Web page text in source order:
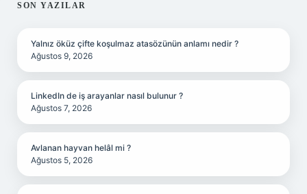
SIDEBAR
SON YAZILAR
Yalnız öküz çifte koşulmaz atasözünün anlamı nedir ?
Ağustos 9, 2026
LinkedIn de iş arayanlar nasıl bulunur ?
Ağustos 7, 2026
Avlanan hayvan helâl mi ?
Ağustos 5, 2026